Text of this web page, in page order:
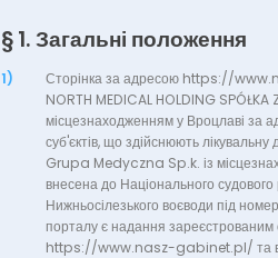
§ 1. Загальні положення
1)
Сторінка за адресою https://
NORTH MEDICAL HOLDING
місцезнаходженням у Вроцлаві
суб'єктів, що здійснюють
Grupa Medyczna Sp.k. із
внесена до Національного
Нижньосілезького воєводи під
порталу є надання зареєстрованим
https://www.nasz-gabinet.pl/ та веб-